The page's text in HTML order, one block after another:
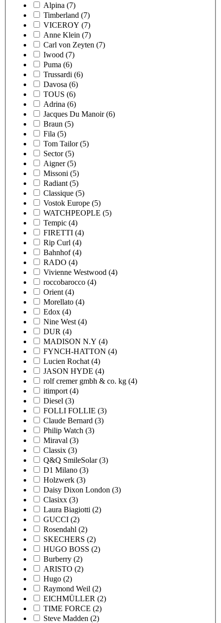
Alpina (7)
Timberland (7)
VICEROY (7)
Anne Klein (7)
Carl von Zeyten (7)
Iwood (7)
Puma (6)
Trussardi (6)
Davosa (6)
TOUS (6)
Adrina (6)
Jacques Du Manoir (6)
Braun (5)
Fila (5)
Tom Tailor (5)
Sector (5)
Aigner (5)
Missoni (5)
Radiant (5)
Classique (5)
Vostok Europe (5)
WATCHPEOPLE (5)
Tempic (4)
FIRETTI (4)
Rip Curl (4)
Bahnhof (4)
RADO (4)
Vivienne Westwood (4)
roccobarocco (4)
Orient (4)
Morellato (4)
Edox (4)
Nine West (4)
DUR (4)
MADISON N.Y (4)
FYNCH-HATTON (4)
Lucien Rochat (4)
JASON HYDE (4)
rolf cremer gmbh & co. kg (4)
itimport (4)
Diesel (3)
FOLLI FOLLIE (3)
Claude Bernard (3)
Philip Watch (3)
Miraval (3)
Classix (3)
Q&Q SmileSolar (3)
D1 Milano (3)
Holzwerk (3)
Daisy Dixon London (3)
Clasixx (3)
Laura Biagiotti (2)
GUCCI (2)
Rosendahl (2)
SKECHERS (2)
HUGO BOSS (2)
Burberry (2)
ARISTO (2)
Hugo (2)
Raymond Weil (2)
EICHMÜLLER (2)
TIME FORCE (2)
Steve Madden (2)